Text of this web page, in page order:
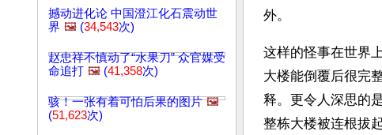
撼动进化论 中国澄江化石震动世
界 🖼️ (34,543次)
赵忠祥不慎动了“水果刀” 众官媒受
命追打 🖼️ (41,358次)
骇！一张有着可怕后果的图片 🖼️
(51,623次)
外。
这样的怪事在世界
大楼能倒覆后很完
释。更令人深思的
整栋大楼被连根拔